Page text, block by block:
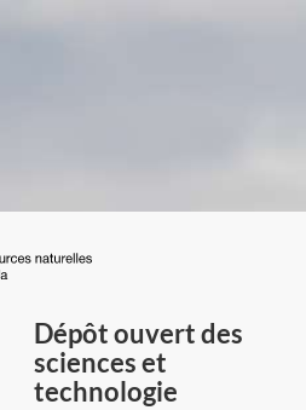
du
Canada
Dépôt ouvert des
sciences et
technologie